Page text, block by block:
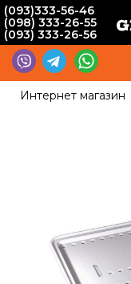
(093)333-56-46
(098) 333-26-55
(093) 333-26-56
Интернет магазин